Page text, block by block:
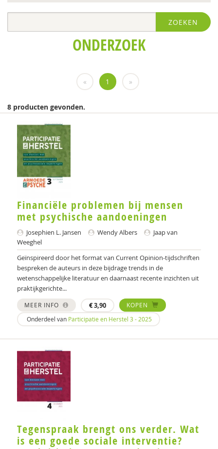
Suzan van der Aa
Marion Ammeraal
Ildeniz Arslan
Phildy Asamoah
Jolanda Asmoredjo
Ansam Barakat
Keete Beckeringh
Thijs Beckers
Mariëlle Beijersbergen
D.P.G. van den Berg
Jessy Berkvens
Monique Beurskens
Gabriël van Beusekom
Marc van Bijsterveldt
Alice de Boer
Nienke Boesveldt
Frank Bogman
Jenny Boumans
ZOEKEN
ONDERZOEK
« 1 »
8 producten gevonden.
Financiële problemen bij mensen
met psychische aandoeningen
Josephien L. Jansen Wendy Albers
Jaap van
Weeghel
Geïnspireerd door het format van Current Opinion-tijdschriften
bespreken de auteurs in deze bijdrage trends in de
wetenschappelijke literatuur en daarnaast recente inzichten uit
praktijkgerichte...
MEER INFO €3,90
KOPEN
Onderdeel van Participatie en Herstel 3 - 2025
Tegenspraak brengt ons verder. Wat
is een goede sociale interventie?